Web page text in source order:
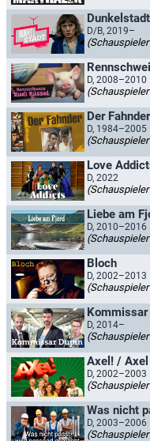
Dunkelstadt
D/B, 2019–
D, 2008–2010
Der Fahnder
D, 1984–2005
Love
D, 2022
Liebe am
D, 2010–2016
Bloch
D, 2002–2013
Kommissar
D, 2014–
Axel! /
D, 2002–2003
Was nicht
D, 2003–2006